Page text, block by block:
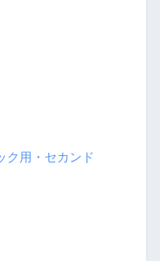
ク用・セカンド